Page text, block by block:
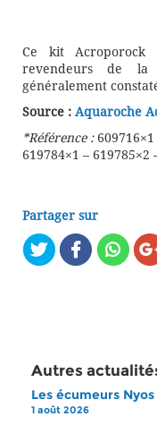
Ce kit Acroporock
revendeurs de
généralement
Source : Aquaroche
*Référence :609716×1
619784×1 – 619785×2
Partager sur
Autres
Les écumeurs
1 août 2026